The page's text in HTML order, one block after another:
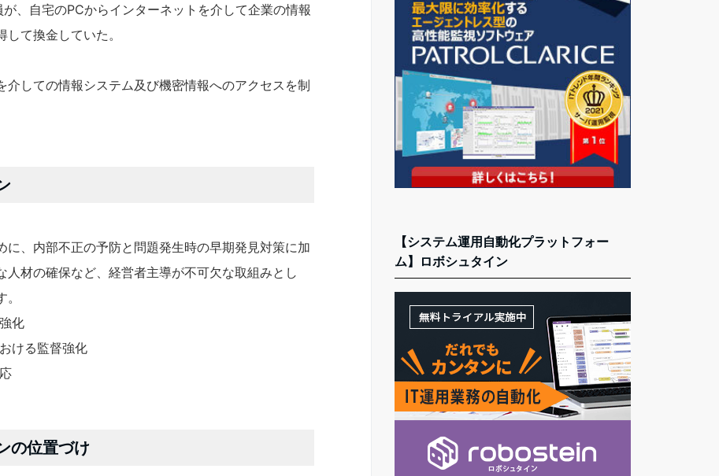
、自宅のPCからインターネットを介して企業の情報
て換金していた。
介しての情報システム及び機密情報へのアクセスを制
に、内部不正の予防と問題発生時の早期発見対策に加
人材の確保など、経営者主導が不可欠な取組みとし
化
ける監督強化
の位置づけ
【システム運用自動化プラットフォー
ム】ロボシュタイン